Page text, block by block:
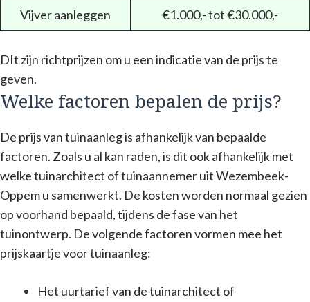
Vijver aanleggen €1.000,- tot €30.000,-
DIt zijn richtprijzen om u een indicatie van de prijs te
geven.
Welke factoren bepalen de prijs?
De prijs van tuinaanleg is afhankelijk van bepaalde
factoren. Zoals u al kan raden, is dit ook afhankelijk met
welke tuinarchitect of tuinaannemer uit Wezembeek-
Oppem u samenwerkt. De kosten worden normaal gezien
op voorhand bepaald, tijdens de fase van het
tuinontwerp. De volgende factoren vormen mee het
prijskaartje voor tuinaanleg:
Het uurtarief van de tuinarchitect of